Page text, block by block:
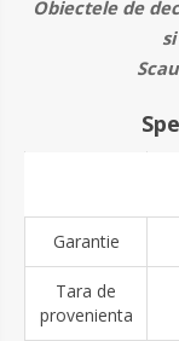
Obiectele de
Garantie
Tara de
provenienta